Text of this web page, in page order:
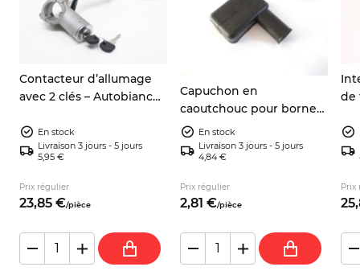
Contacteur d’allumage
avec 2 clés – Autobianchi
141, Zastava Yugo/101
En stock
Livraison 3 jours - 5 jours
5,95 €
Prix régulier
23,85 €/pièce
Capuchon en
caoutchouc pour borne
positive de batterie Fiat
124 125 126 127 128 131 132
500 600 850 900 Lancia
Zastava
En stock
Livraison 3 jours - 5 jours
4,84 €
Prix régulier
2,81 €/pièce
de
Prix
25,